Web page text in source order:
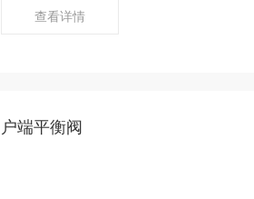
查看详情
户端平衡阀